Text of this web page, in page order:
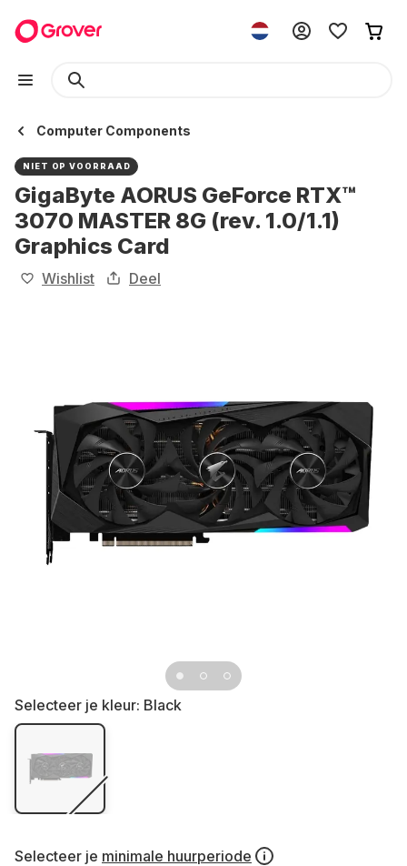
Computer Components
NIET OP VOORRAAD
GigaByte AORUS GeForce RTX™
3070 MASTER 8G (rev. 1.0/1.1)
Graphics Card
Wishlist Deel
Selecteer je kleur: Black
Selecteer je minimale huurperiode